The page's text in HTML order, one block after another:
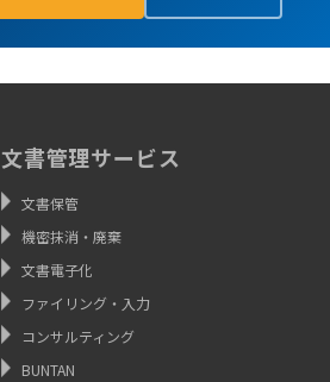
文書管理サービス
文書保管
機密抹消・廃棄
文書電子化
ファイリング・入力
コンサルティング
BUNTAN